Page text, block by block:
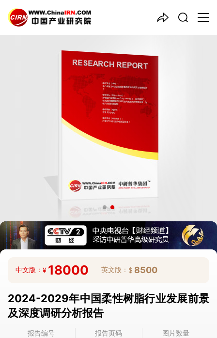
中文版： ¥ 18000 英文版： $ 8500
2024-2029年中国柔性树脂行业发展前景
及深度调研分析报告
报告编号 报告页码 图片数量
中国产业咨询领导者
2024-2029年中国
行业发展前景及深度调研分析
报告
品质保障，一年免费更新维护
报告编号：1902119
出版日期：2024年1月
《2024-2029年中国柔性树脂行业发展前景及深度调研分析报
告》由中研普华柔性树脂行业分析专家领衔撰写，主要分析了柔性
树脂行业的市场规模、发展现状与投资前景，同时对柔性树脂行业
的未来发展做出科学的趋势预测和专业的柔性树脂行业数据分析，
多元化、高学历的实战型精英团队
微信扫一扫，立即订购报告